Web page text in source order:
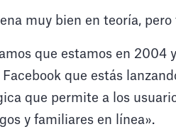
muy bien en teoría,
que estamos en 2004
Facebook que estás
que permite a los
y familiares en línea».